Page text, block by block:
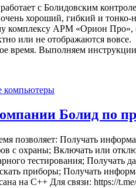
с Болидовским
хороший, гибкий и
комплексу АРМ «Орион Про»,
или не отображаются
время. Выполняем
компьютеры
Болид по
позволяет: Получать
с охраны; Включать или
тестирования; Получать
приборы; Получать
на C++ Для связи: https://